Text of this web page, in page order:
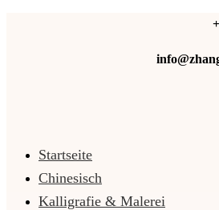
Startseite
Chinesisch
Kal­li­gra­fie & Malerei